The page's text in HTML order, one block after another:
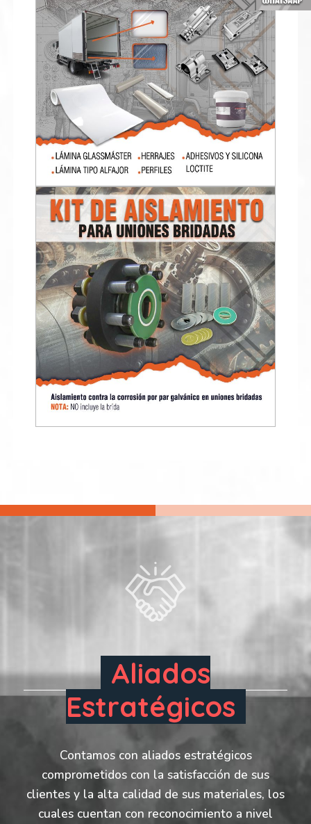
Aliados
Estratégicos
Contamos con aliados estratégicos
comprometidos con la satisfacción de sus
clientes y la alta calidad de sus materiales, los
cuales cuentan con reconocimiento a nivel